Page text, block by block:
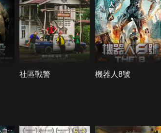
社區戰警 機器人8號